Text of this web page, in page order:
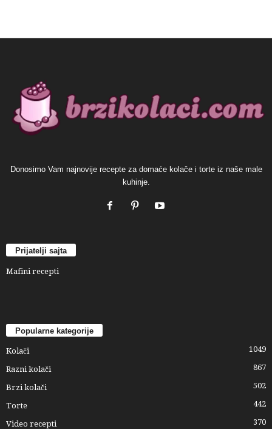
Donosimo Vam najnovije recepte za domaće kolače i torte iz naše male
kuhinje.
Prijatelji sajta
Mafini recepti
Popularne kategorije
Kolači 1049
Razni kolači 867
Brzi kolači 502
Torte 442
Video recepti 370